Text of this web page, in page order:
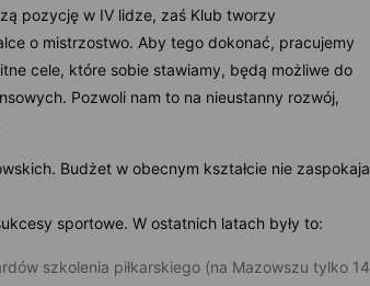
pozycję w IV lidze, zaś Klub tworzy
o mistrzostwo. Aby tego dokonać, pracujemy
cele, które sobie stawiamy, będą możliwe do
Pozwoli nam to na nieustanny rozwój,
Budżet w obecnym kształcie nie zaspokaja
sportowe. W ostatnich latach były to:
szkolenia piłkarskiego (na Mazowszu tylko 14